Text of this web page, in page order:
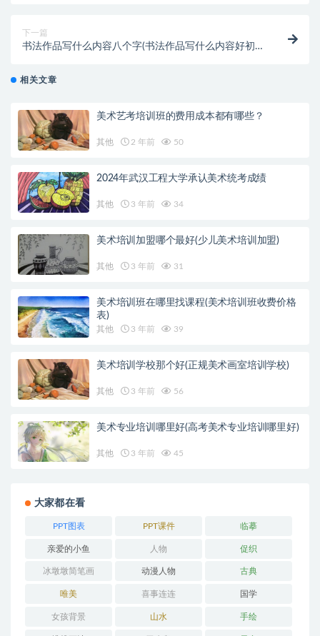
下一篇
书法作品写什么内容八个字(书法作品写什么内容好初
相关文章
美术艺考培训班的费用成本都有哪些？
其他 2 年前 50
2024年武汉工程大学承认美术统考成绩
其他 3 年前 34
美术培训加盟哪个最好(少儿美术培训加盟)
其他 3 年前 31
美术培训班在哪里找课程(美术培训班收费价格
表)
其他 3 年前 39
美术培训学校那个好(正规美术画室培训学校)
其他 3 年前 56
美术专业培训哪里好(高考美术专业培训哪里好)
其他 3 年前 45
大家都在看
PPT图表 PPT课件 临摹
亲爱的小鱼 人物 促织
冰墩墩简笔画 动漫人物 古典
唯美 喜事连连 国学
女孩背景 山水 手绘